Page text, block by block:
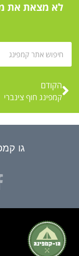
לא מצאת את
הקודם
קמפינג חוף צינברי
גו